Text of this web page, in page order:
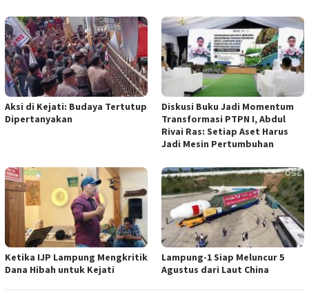
Aksi di Kejati: Budaya Tertutup
Dipertanyakan
Diskusi Buku Jadi Momentum
Transformasi PTPN I, Abdul
Rivai Ras: Setiap Aset Harus
Jadi Mesin Pertumbuhan
Ketika IJP Lampung Mengkritik
Dana Hibah untuk Kejati
Lampung-1 Siap Meluncur 5
Agustus dari Laut China